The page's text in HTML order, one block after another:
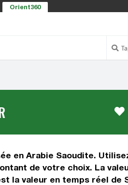
Orient360
en Arabie Saoudite.
de votre choix. La
la valeur en temps réel de